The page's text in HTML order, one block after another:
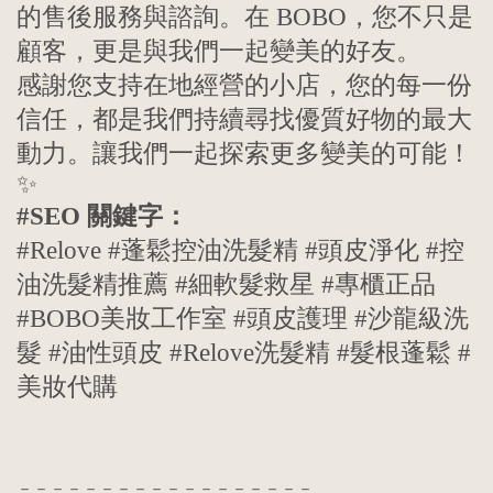
的售後服務與諮詢。在 BOBO，您不只是
顧客，更是與我們一起變美的好友。
感謝您支持在地經營的小店，您的每一份
信任，都是我們持續尋找優質好物的最大
動力。讓我們一起探索更多變美的可能！
✨
#SEO 關鍵字：
#Relove #蓬鬆控油洗髮精 #頭皮淨化 #控
油洗髮精推薦 #細軟髮救星 #專櫃正品
#BOBO美妝工作室 #頭皮護理 #沙龍級洗
髮 #油性頭皮 #Relove洗髮精 #髮根蓬鬆 #
美妝代購